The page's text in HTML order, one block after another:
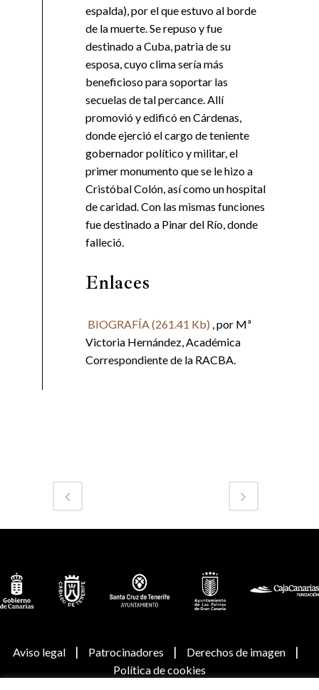
espalda), por el que estuvo al borde
de la muerte. Se repuso y fue
destinado a Cuba, patria de su
esposa, cuyo clima sería más
beneficioso para soportar las
secuelas de tal percance. Allí
promovió y edificó en Cárdenas,
donde ejerció el cargo de teniente
gobernador político y militar, el
primer monumento que se le hizo a
Cristóbal Colón, así como un hospital
de caridad. Con las mismas funciones
fue destinado a Pinar del Río, donde
falleció.
Enlaces
BIOGRAFÍA(261.41 Kb) , por Mª
Victoria Hernández, Académica
Correspondiente de la RACBA.
Aviso legal | Patrocinadores | Derechos de imagen |
Política de cookies